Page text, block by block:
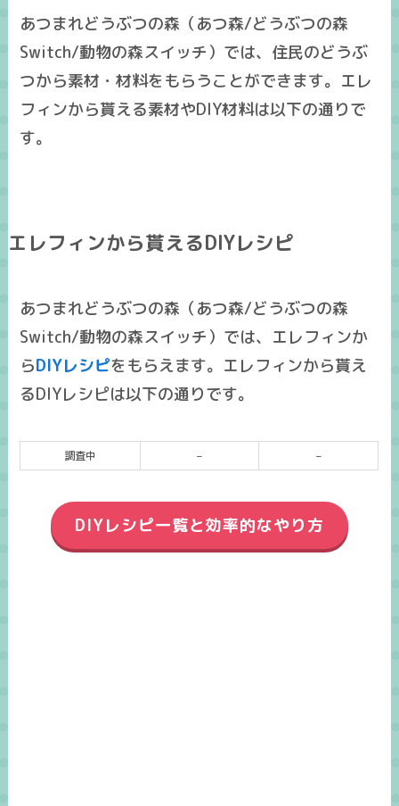
あつまれどうぶつの森（あつ森/どうぶつの森
Switch/動物の森スイッチ）では、住民のどうぶ
つから素材・材料をもらうことができます。エレ
フィンから貰える素材やDIY材料は以下の通りで
す。
エレフィンから貰えるDIYレシピ
あつまれどうぶつの森（あつ森/どうぶつの森
Switch/動物の森スイッチ）では、エレフィンか
らDIYレシピをもらえます。エレフィンから貰え
るDIYレシピは以下の通りです。
調査中 – –
DIYレシピ一覧と効率的なやり方